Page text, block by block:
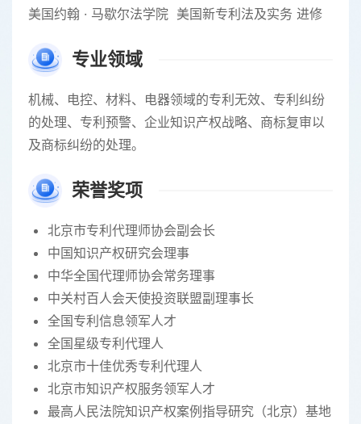
美国约翰 · 马歇尔法学院 美国新专利法及实务 进修
专业领域
机械、电控、材料、电器领域的专利无效、专利纠纷
的处理、专利预警、企业知识产权战略、商标复审以
及商标纠纷的处理。
荣誉奖项
北京市专利代理师协会副会长
中国知识产权研究会理事
中华全国代理师协会常务理事
中关村百人会天使投资联盟副理事长
全国专利信息领军人才
全国星级专利代理人
北京市十佳优秀专利代理人
北京市知识产权服务领军人才
最高人民法院知识产权案例指导研究（北京）基地